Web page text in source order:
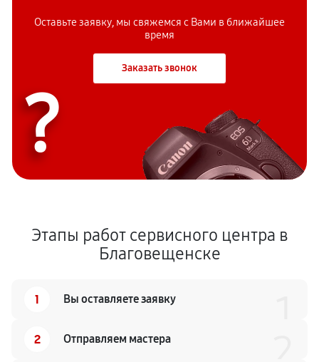
Оставьте заявку, мы свяжемся с Вами в ближайшее
время
Заказать звонок
?
Этапы работ сервисного центра в
Благовещенске
1 Вы оставляете заявку
2 Отправляем мастера